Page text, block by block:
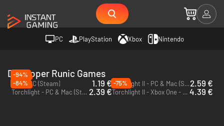
PC PlayStation Xbox Nintendo
Developer Runic Games
-94%
Hob - PC (Steam)
1.19 € Torchlight II - PC & Mac (Steam)2.59 €
-84%
Torchlight - PC & Mac (Steam) 2.39 €
-75%
Torchlight II - Xbox One - US 4.39 €